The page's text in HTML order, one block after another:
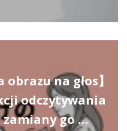
na głos】
odczytywania
go …